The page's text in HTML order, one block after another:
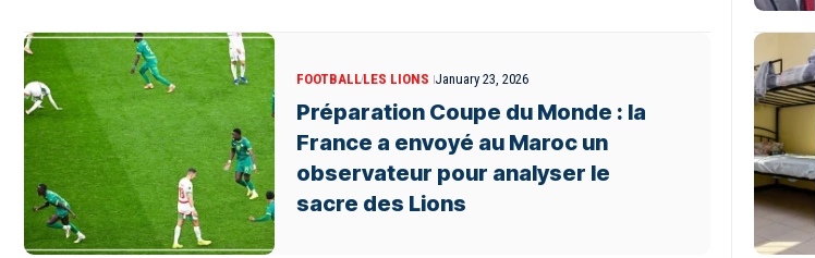
FOOTBALLLES LIONS January 23, 2026
Préparation Coupe du Monde : la
France a envoyé au Maroc un
observateur pour analyser le
sacre des Lions